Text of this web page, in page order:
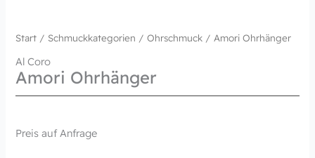
Start / Schmuckkategorien /Ohrschmuck / Amori Ohrhänger
Al Coro
Amori Ohrhänger
Preis auf Anfrage